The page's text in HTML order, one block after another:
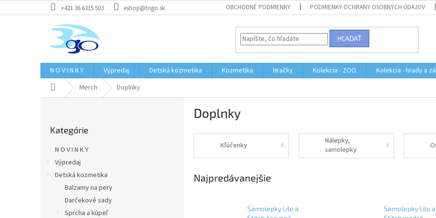
na
+421 36 6315 503 eshop@trigo.sk OBCHODNÉ PODMIENKY PODMIENKY OCHRANY OSOBNÝCH ÚDAJOV
HĽADAŤ
N O V I N K Y Výpredaj Detská kozmetika Kozmetika Hračky Kolekcia - ZOO Kolekcia - hrady a
DomovMerch Doplnky
kategórie
Kategórie
N O V I N K Y
Výpredaj
Detská kozmetika
Balzamy na pery
Darčekové sady
Sprcha a kúpeľ
Doplnky
Kľúčenky
Nálepky,
samolepky
Najpredávanejšie
Samolepky Lilo a
Samolepky Lilo a